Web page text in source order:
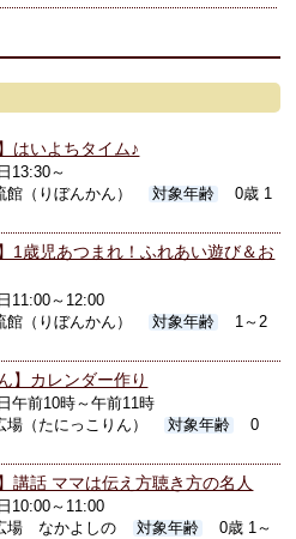
はいよちタイム♪
13:30～
館（りぼんかん） 対象年齢
0歳 1
1歳児あつまれ！ふれあい遊び＆お
11:00～12:00
館（りぼんかん） 対象年齢
1～2
】カレンダー作り
午前10時～午前11時
場（たにっこりん） 対象年齢
0
講話 ママは伝え方聴き方の名人
10:00～11:00
場 なかよしの 対象年齢
0歳 1～